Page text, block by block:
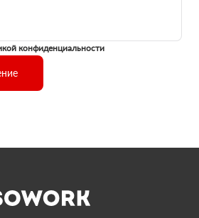
конфиденциальности